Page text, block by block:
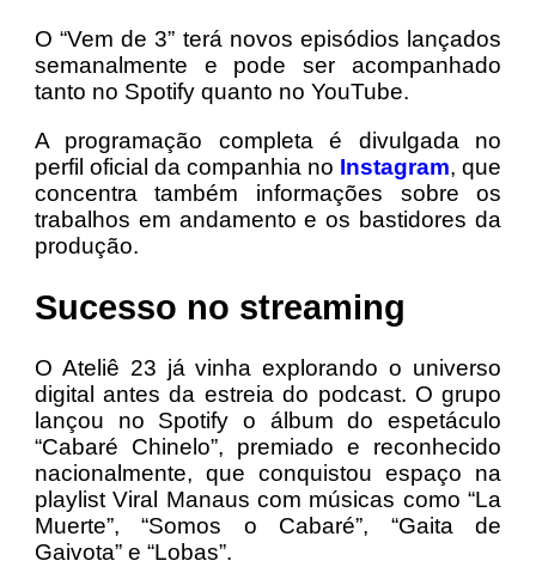
O “Vem de 3” terá novos episódios lançados
semanalmente e pode ser acompanhado
tanto no Spotify quanto no YouTube.
A programação completa é divulgada no
perfil oficial da companhia no Instagram, que
concentra também informações sobre os
trabalhos em andamento e os bastidores da
produção.
Sucesso no streaming
O Ateliê 23 já vinha explorando o universo
digital antes da estreia do podcast. O grupo
lançou no Spotify o álbum do espetáculo
“Cabaré Chinelo”, premiado e reconhecido
nacionalmente, que conquistou espaço na
playlist Viral Manaus com músicas como “La
Muerte”, “Somos o Cabaré”, “Gaita de
Gaivota” e “Lobas”.